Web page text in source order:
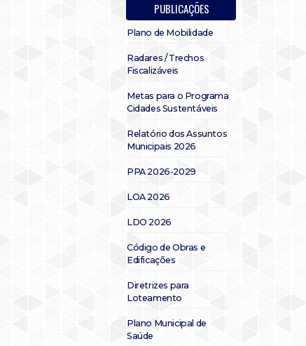
PUBLICAÇÕES
Plano de Mobilidade
Radares / Trechos
Fiscalizáveis
Metas para o Programa
Cidades Sustentáveis
Relatório dos Assuntos
Municipais 2026
PPA 2026-2029
LOA 2026
LDO 2026
Código de Obras e
Edificações
Diretrizes para
Loteamento
Plano Municipal de
Saúde